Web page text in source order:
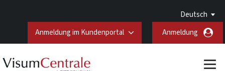
Deutsch
Anmeldung im Kundenportal
Anmeldung